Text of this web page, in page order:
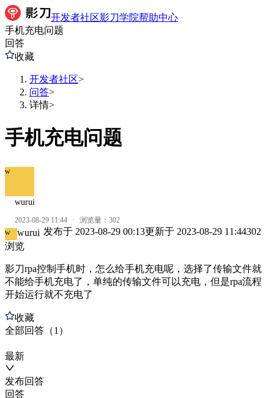
开发者社区影刀学院帮助中心
手机充电问题
回答
收藏
开发者社区>
问答>
详情>
手机充电问题
w
wurui
2023-08-29 11:44 · 浏览量： 302
w
wurui 发布于 2023-08-29 00:13更新于 2023-08-29 11:44302
浏览
影刀rpa控制手机时，怎么给手机充电呢，选择了传输文件就
不能给手机充电了，单纯的传输文件可以充电，但是rpa流程
开始运行就不充电了
收藏
全部回答 （1 ）
最新
发布回答
回答